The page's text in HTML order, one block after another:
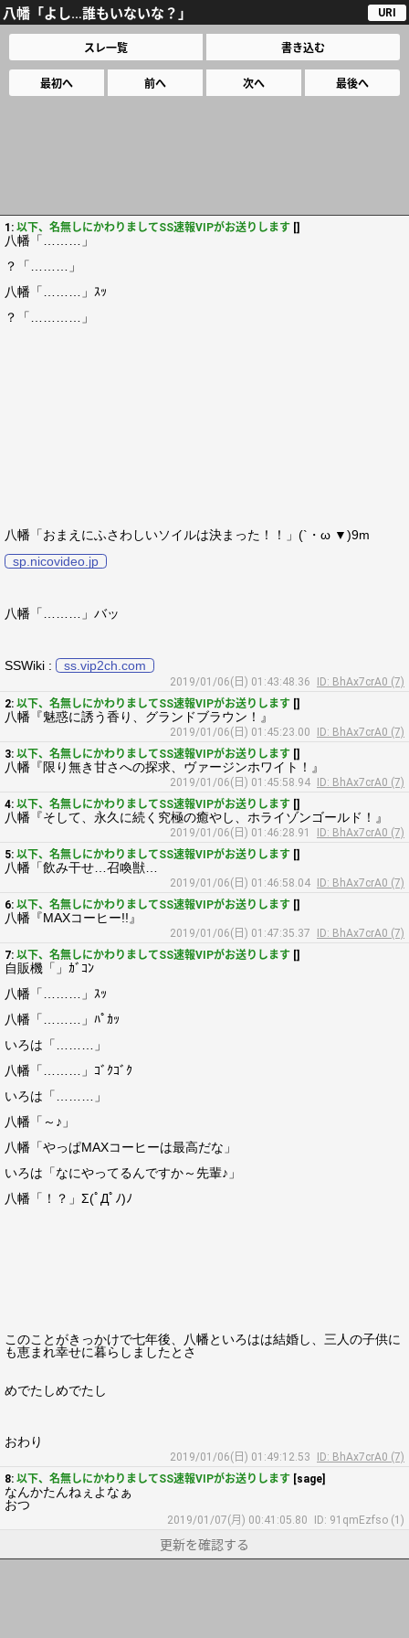
八幡「よし…誰もいないな？」 URI
スレ一覧 書き込む
最初へ 前へ 次へ 最後へ
1: 以下、名無しにかわりましてSS速報VIPがお送りします []
八幡「………」
？「………」
八幡「………」ｽｯ
？「…………」
八幡「おまえにふさわしいソイルは決まった！！」(`・ω ▼)9m
sp.nicovideo.jp
八幡「………」バッ
SSWiki : ss.vip2ch.com
2019/01/06(日) 01:43:48.36
ID: BhAx7crA0 (7)
2: 以下、名無しにかわりましてSS速報VIPがお送りします []
八幡『魅惑に誘う香り、グランドブラウン！』
2019/01/06(日) 01:45:23.00
ID: BhAx7crA0 (7)
3: 以下、名無しにかわりましてSS速報VIPがお送りします []
八幡『限り無き甘さへの探求、ヴァージンホワイト！』
2019/01/06(日) 01:45:58.94
ID: BhAx7crA0 (7)
4: 以下、名無しにかわりましてSS速報VIPがお送りします []
八幡『そして、永久に続く究極の癒やし、ホライゾンゴールド！』
2019/01/06(日) 01:46:28.91
ID: BhAx7crA0 (7)
5: 以下、名無しにかわりましてSS速報VIPがお送りします []
八幡「飲み干せ…召喚獣…
2019/01/06(日) 01:46:58.04
ID: BhAx7crA0 (7)
6: 以下、名無しにかわりましてSS速報VIPがお送りします []
八幡『MAXコーヒー!!』
2019/01/06(日) 01:47:35.37
ID: BhAx7crA0 (7)
7: 以下、名無しにかわりましてSS速報VIPがお送りします []
自販機「」ｶﾞｺﾝ
八幡「………」ｽｯ
八幡「………」ﾊﾟｶｯ
いろは「………」
八幡「………」ｺﾞｸｺﾞｸ
いろは「………」
八幡「～♪」
八幡「やっぱMAXコーヒーは最高だな」
いろは「なにやってるんですか～先輩♪」
八幡「！？」Σ(ﾟДﾟﾉ)ﾉ
このことがきっかけで七年後、八幡といろはは結婚し、三人の子供に
も恵まれ幸せに暮らしましたとさ
めでたしめでたし
おわり
2019/01/06(日) 01:49:12.53
ID: BhAx7crA0 (7)
8: 以下、名無しにかわりましてSS速報VIPがお送りします [sage]
なんかたんねぇよなぁ
おつ
2019/01/07(月) 00:41:05.80 ID: 91qmEzfso (1)
更新を確認する